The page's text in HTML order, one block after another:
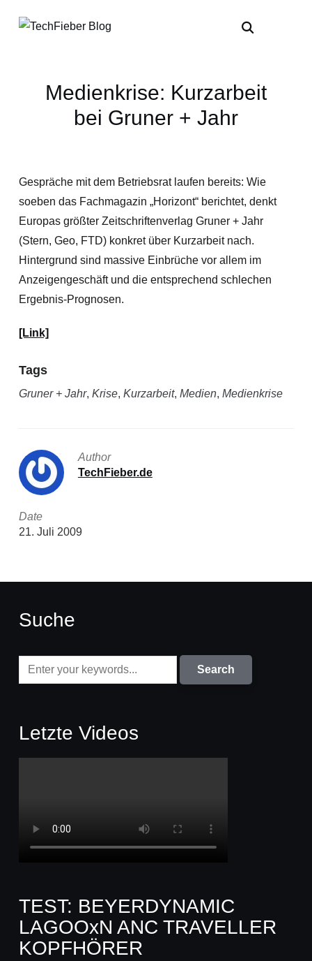
Medienkrise: Kurzarbeit
bei Gruner + Jahr
Gespräche mit dem Betriebsrat laufen bereits: Wie
soeben das Fachmagazin „Horizont“ berichtet, denkt
Europas größter Zeitschriftenverlag Gruner + Jahr
(Stern, Geo, FTD) konkret über Kurzarbeit nach.
Hintergrund sind massive Einbrüche vor allem im
Anzeigengeschäft und die entsprechend schlechen
Ergebnis-Prognosen.
[Link]
Tags
Gruner + Jahr, Krise, Kurzarbeit, Medien, Medienkrise
Author
TechFieber.de
Date
21. Juli 2009
Suche
Letzte Videos
TEST: BEYERDYNAMIC
LAGOOxN ANC TRAVELLER
KOPFHÖRER